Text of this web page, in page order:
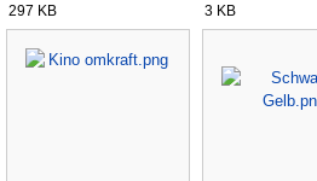
297 KB
3 KB